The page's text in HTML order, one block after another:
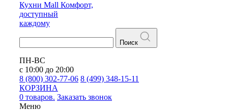
Кухни Mall Комфорт,
доступный
каждому
Поиск
ПН-ВС
с 10:00 до 20:00
8 (800) 302-77-06 8 (499) 348-15-11
КОРЗИНА
0 товаров. Заказать звонок
Меню